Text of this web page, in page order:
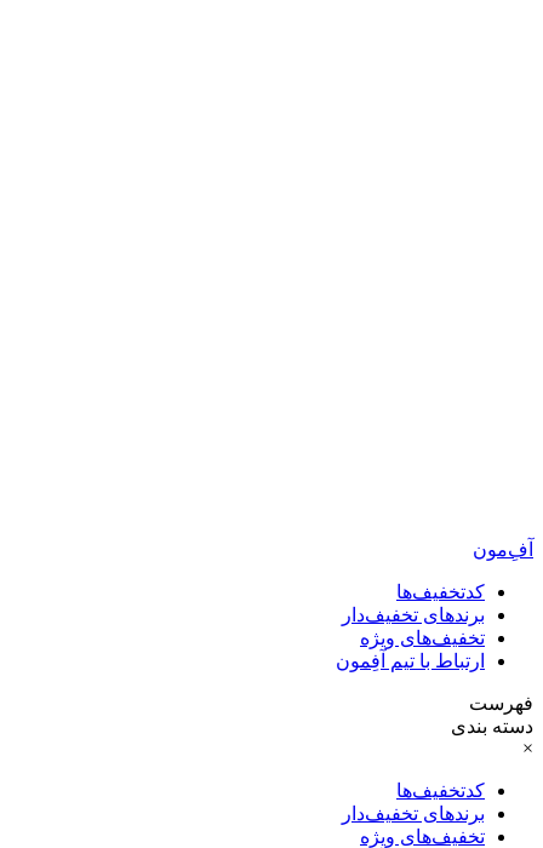
آفِ‌مون
کدتخفیف‌ها
برندهای تخفیف‌دار
تخفیف‌های ویژه
ارتباط با تیم آفِمون
فهرست
دسته بندی
×
کدتخفیف‌ها
برندهای تخفیف‌دار
تخفیف‌های ویژه